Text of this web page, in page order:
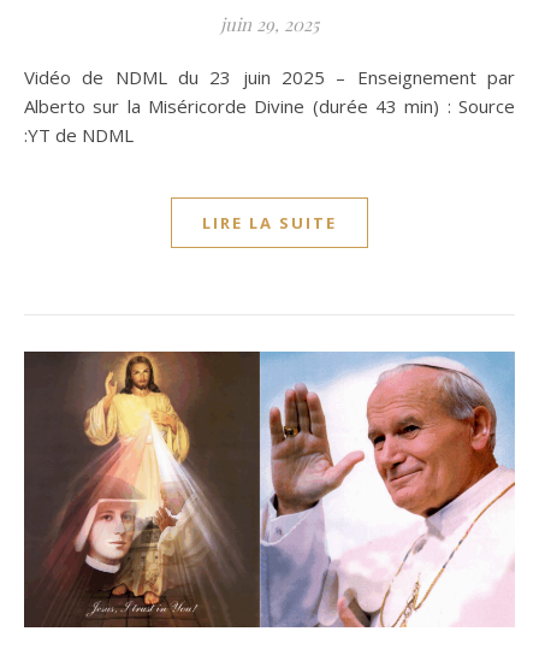
juin 29, 2025
Vidéo de NDML du 23 juin 2025 – Enseignement par
Alberto sur la Miséricorde Divine (durée 43 min) : Source
:YT de NDML
LIRE LA SUITE